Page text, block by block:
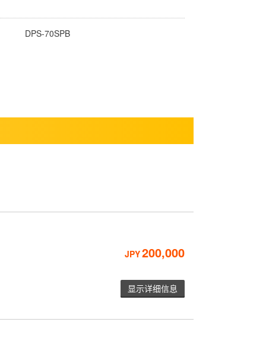
DPS-70SPB
JPY200,000
显示详细信息